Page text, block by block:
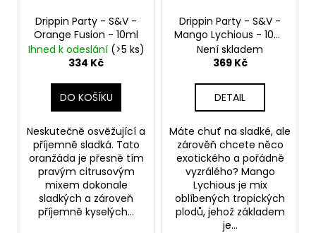
Drippin Party - S&V -
Orange Fusion - 10ml
Ihned k odeslání (>5 ks)
334 Kč
DO KOŠÍKU
Neskutečně osvěžující a
příjemně sladká. Tato
oranžáda je přesně tím
pravým citrusovým
mixem dokonale
sladkých a zároveň
příjemně kyselých...
Drippin Party - S&V -
Mango Lychious - 10ml
Chladivé mango a liči
Není skladem
369 Kč
DETAIL
Máte chuť na sladké, ale
zárověň chcete něco
exotického a pořádně
vyzrálého? Mango
Lychious je mix
oblíbených tropických
plodů, jehož základem
je...